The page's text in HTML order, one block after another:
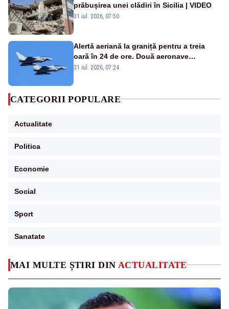
MAI MULTE ȘTIRI DIN ACTUALITATE
prăbușirea unei clădiri în Sicilia | VIDEO
31 iul. 2026, 07:50
Alertă aeriană la graniță pentru a treia
oară în 24 de ore. Două aeronave
Eurofighter britanice au fost ridicate de la
31 iul. 2026, 07:24
CATEGORII POPULARE
Actualitate
Politica
Economie
Social
Sport
Sanatate